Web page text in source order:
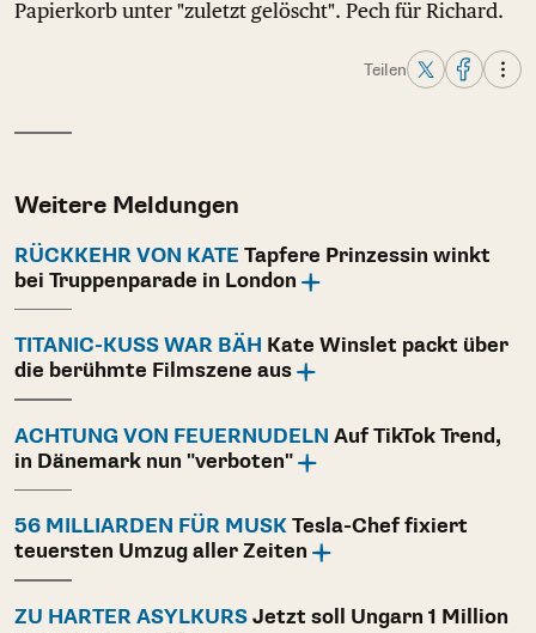
Papierkorb unter "zuletzt gelöscht". Pech für Richard.
Teilen
Weitere Meldungen
RÜCKKEHR VON KATE Tapfere Prinzessin winkt
bei Truppenparade in London
TITANIC-KUSS WAR BÄH Kate Winslet packt über
die berühmte Filmszene aus
ACHTUNG VON FEUERNUDELN Auf TikTok Trend,
in Dänemark nun "verboten"
56 MILLIARDEN FÜR MUSK Tesla-Chef fixiert
teuersten Umzug aller Zeiten
ZU HARTER ASYLKURS Jetzt soll Ungarn 1 Million